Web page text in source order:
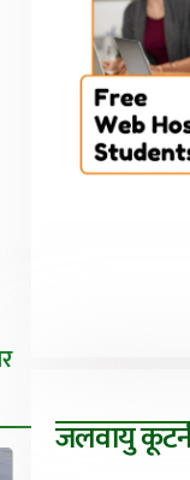
जलवायु